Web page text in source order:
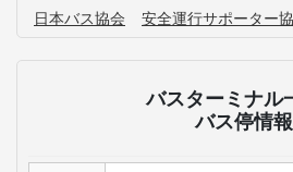
日本バス協会 安全運行サポーター
バスターミナル
バス停情報